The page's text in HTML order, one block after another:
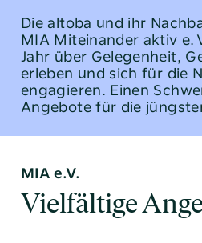
Gemeinschaft erleben
Arbeiten bei der altoba
Nachhaltigkeit
Sparen
Die altoba und ihr
MIA ­Miteinander aktiv e.
Jahr über Gelegenheit,
erleben und sich für die
engagieren. Einen
Angebote für die
MIA e.V.
Vielfältige